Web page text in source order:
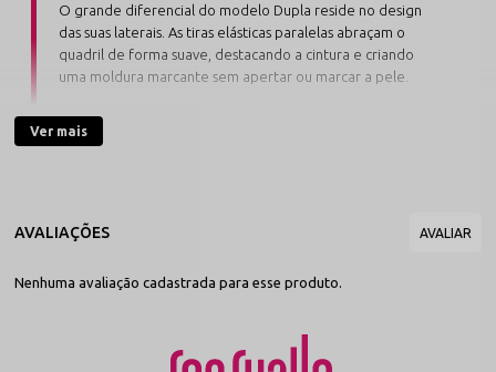
O grande diferencial do modelo Dupla reside no design
das suas laterais. As tiras elásticas paralelas abraçam o
quadril de forma suave, destacando a cintura e criando
uma moldura marcante sem apertar ou marcar a pele.
Desenvolvida com renda de alta densidade no polo têxtil de Nova
nosso acervo de
e está disponível nas
interno 100% algodão antialérgico.
Destaques de Estilo e Caimento
Ver mais
Nenhuma avaliação cadastrada para esse produto.